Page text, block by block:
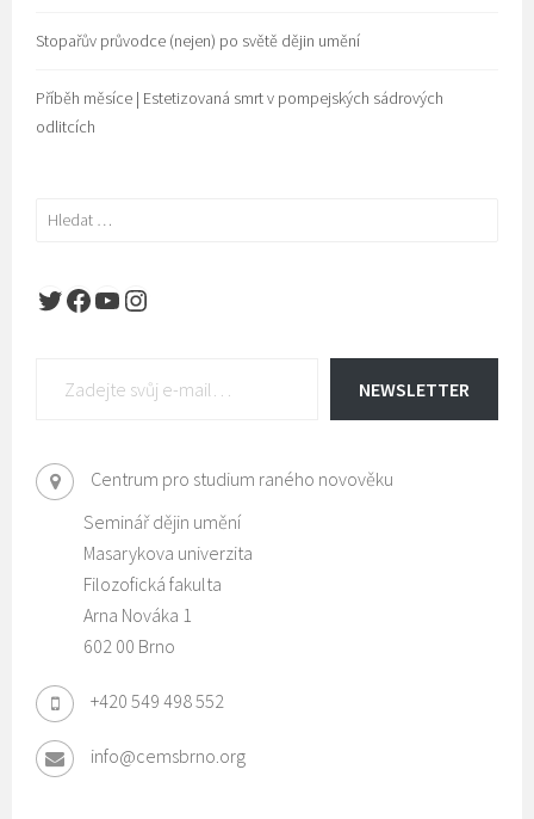
Stopařův průvodce (nejen) po světě dějin umění
Příběh měsíce | Estetizovaná smrt v pompejských sádrových
odlitcích
Vyhledávání
Twitter
Facebook
YouTube
Instagram
NEWSLETTER
Centrum pro studium raného novověku
Seminář dějin umění
Masarykova univerzita
Filozofická fakulta
Arna Nováka 1
602 00 Brno
+420 549 498 552
info@cemsbrno.org